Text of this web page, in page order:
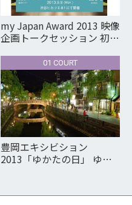
my Japan Award 2013 映像
企画トークセッション 初音
界にウケたのか！？
01 COURT
豊岡エキシビション
2013「ゆかたの日」 ゆか